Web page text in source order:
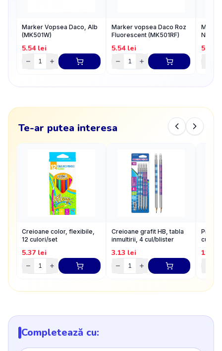
Marker Vopsea Daco, Alb
(MK501W)
5.54lei
Marker vopsea Daco Roz
Fluorescent (MK501RF)
5.54lei
Negru
5.54
Te-ar putea interesa
Creioane color, flexibile,
12 culori/set
5.37lei
Creioane grafit HB, tabla
inmultirii, 4 cul/blister
3.13 lei
Pix
cu
11.63
Completează cu: